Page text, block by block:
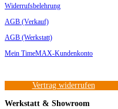
Widerrufsbelehrung
AGB (Verkauf)
AGB (Werkstatt)
Mein TimeMAX-Kundenkonto
Vertrag widerrufen
Werkstatt & Showroom